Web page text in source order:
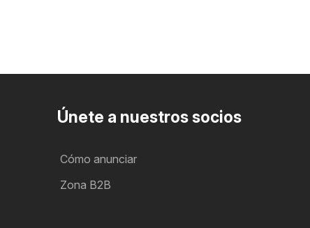
Únete a nuestros socios
Cómo anunciar
Zona B2B